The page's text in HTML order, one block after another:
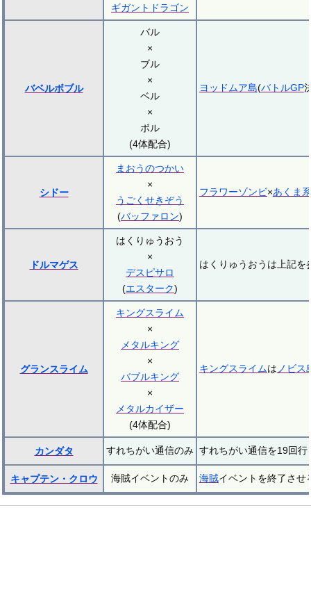
ギガントドラゴン
バベルボブル
バル
×
ブル
×
ベル
×
ボル
(4体配合)
ヨッドムア島(バトルGP
シドー
まおうのつかい
×
うごくせきぞう
(バッファロン)
フラワーゾンビ×あくま系
ドルマゲス
はくりゅうおう
×
デスピサロ
(エスターク)
はくりゅうおうは上記を
グランスライム
キングスライム
×
メタルキング
×
バブルキング
×
メタルカイザー
(4体配合)
キングスライムは ノビス
カンダタ すれちがい通信のみ すれちがい通信を19回
キャプテン・クロウ 海賊イベントのみ 海賊イベントを終了させ